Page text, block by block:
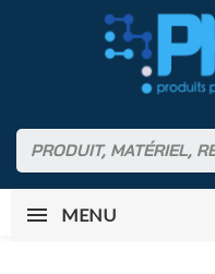
MENU